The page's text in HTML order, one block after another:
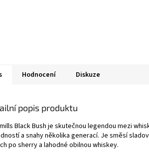
Hodnocení Diskuze
popis produktu
Black Bush je skutečnou legendou mezi
a snahy několika generací. Je směsí
po sherry a lahodné obilnou whiskey.